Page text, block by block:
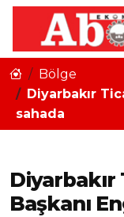
Bölge
Diyarbakır
sahada
Diyarbakır
Başkanı